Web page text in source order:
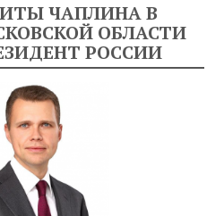
ЧАПЛИНА В
ОБЛАСТИ
РОССИИ